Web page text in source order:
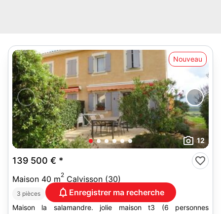
Nouveau
12
139 500 € *
Maison 40 m2 Calvisson (30)
3 pièces 2 chambres Terrain 20 m 2 DPE : C
Maison la salamandre. jolie maison t3 (6 personnes
Enregistrer ma recherche